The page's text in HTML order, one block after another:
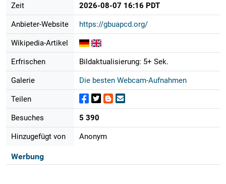
Zeit 2026-08-07 16:16 PDT
Anbieter-Website https://gbuapcd.org/
Wikipedia-Artikel
Erfrischen Bildaktualisierung: 5+ Sek.
Galerie Die besten Webcam-Aufnahmen
Teilen
Besuches 5 390
Hinzugefügt von Anonym
Werbung